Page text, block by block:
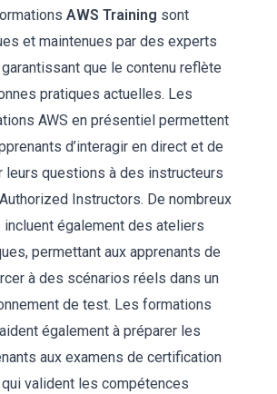
AWS Training sont
et maintenues par des experts
garantissant que le contenu reflète
pratiques actuelles. Les
AWS en présentiel permettent
d’interagir en direct et de
leurs questions à des instructeurs
Instructors. De nombreux
incluent également des ateliers
permettant aux apprenants de
à des scénarios réels dans un
de test. Les formations
également à préparer les
aux examens de certification
qui valident les compétences